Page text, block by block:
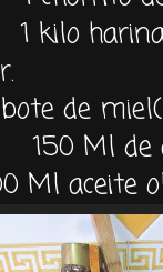
1 kilo
de
150 Ml de
Ml aceite